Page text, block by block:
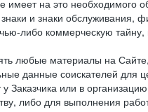
имеет на это
и знаки
либо коммерческую тайну,
любые материалы на
данные соискателей для
Заказчика или в
либо для выполнения